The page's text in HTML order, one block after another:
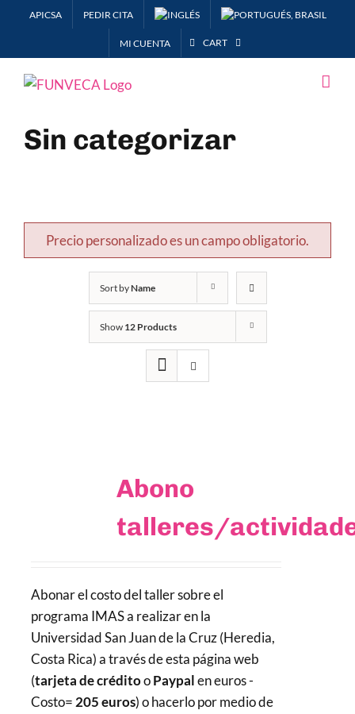
APICSA PEDIR CITA
MI CUENTA CART
Sin categorizar
Precio personalizado es un campo obligatorio.
Sort byName
Show 12 Products
Abono
talleres/
Abonar el costo del taller sobre el
programa IMAS a realizar en la
Universidad San Juan de la Cruz (Heredia,
Costa Rica) a través de esta página web
(tarjeta de créditooPaypalen euros -
Costo=205 euros) o hacerlo por medio de